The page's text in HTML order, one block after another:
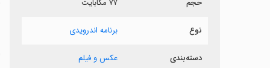
حجم ۷۷ مگابایت
نوع برنامه اندرویدی
دسته‌بندی عکس و فیلم